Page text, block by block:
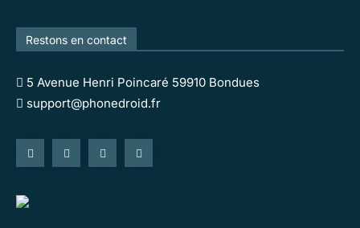
Restons en contact
5 Avenue Henri Poincaré 59910 Bondues
support@phonedroid.fr